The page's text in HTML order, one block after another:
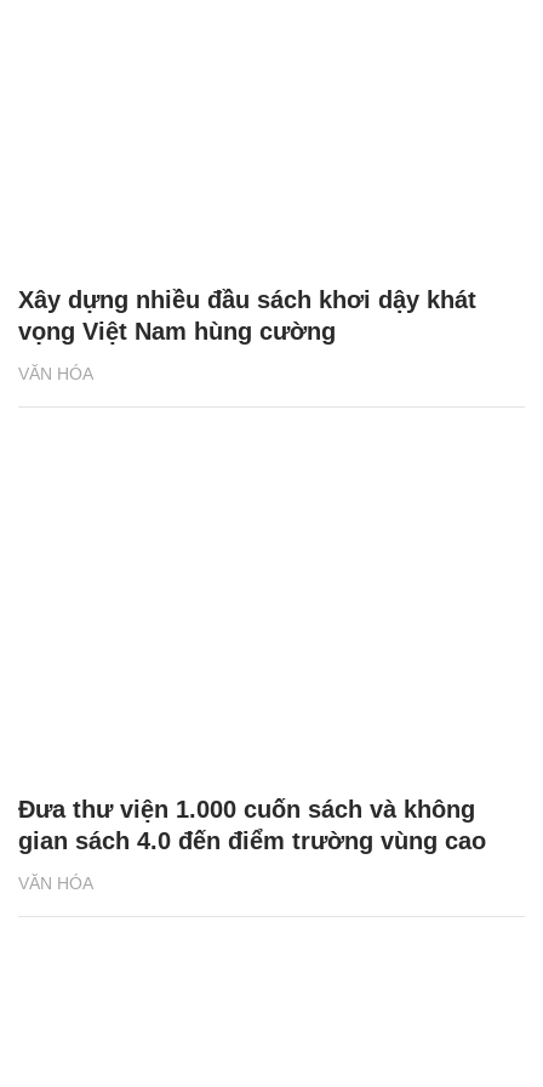
VĂN HÓA
Xây dựng nhiều đầu sách khơi dậy khát
vọng Việt Nam hùng cường
VĂN HÓA
Đưa thư viện 1.000 cuốn sách và không
gian sách 4.0 đến điểm trường vùng cao